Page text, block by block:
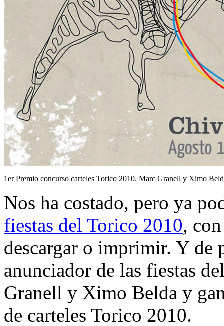
1er Premio concurso carteles Torico 2010. Marc Granell y Ximo
Nos ha costado, pero ya
fiestas del Torico 2010,
descargar o imprimir. Y de
anunciador de las fiestas
Granell y Ximo Belda y
de carteles Torico 2010.